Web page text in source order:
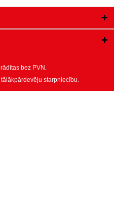
bez PVN.
starpniecību.